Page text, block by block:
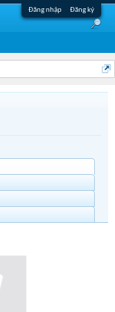
Đăng nhập Đăng ký